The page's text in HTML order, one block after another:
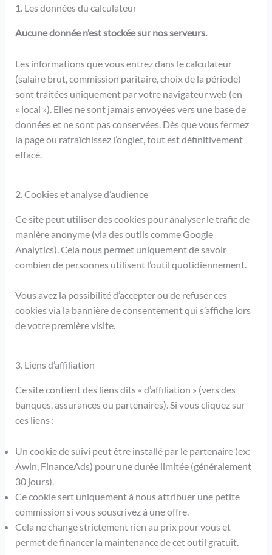
1. Les données du calculateur
Aucune donnée n’est stockée sur nos serveurs.
Les informations que vous entrez dans le calculateur
(salaire brut, commission paritaire, choix de la période)
sont traitées uniquement par votre navigateur web (en
« local »). Elles ne sont jamais envoyées vers une base de
données et ne sont pas conservées. Dès que vous fermez
la page ou rafraîchissez l’onglet, tout est définitivement
effacé.
2. Cookies et analyse d’audience
Ce site peut utiliser des cookies pour analyser le trafic de
manière anonyme (via des outils comme Google
Analytics). Cela nous permet uniquement de savoir
combien de personnes utilisent l’outil quotidiennement.
Vous avez la possibilité d’accepter ou de refuser ces
cookies via la bannière de consentement qui s’affiche lors
de votre première visite.
3. Liens d’affiliation
Ce site contient des liens dits « d’affiliation » (vers des
banques, assurances ou partenaires). Si vous cliquez sur
ces liens :
Un cookie de suivi peut être installé par le partenaire (ex:
Awin, FinanceAds) pour une durée limitée (généralement
30 jours).
Ce cookie sert uniquement à nous attribuer une petite
commission si vous souscrivez à une offre.
Cela ne change strictement rien au prix pour vous et
permet de financer la maintenance de cet outil gratuit.